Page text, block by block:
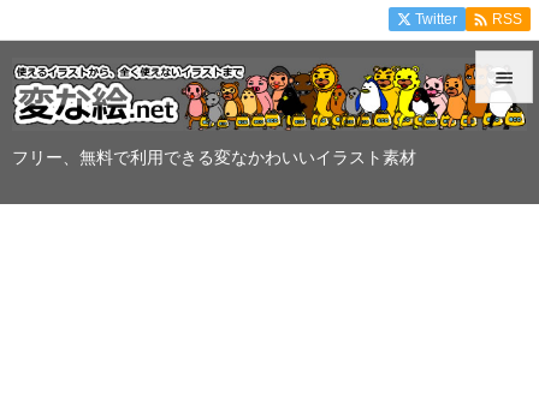
フリー、無料で利用できる変なかわいいイラスト素材


Twitter  RSS